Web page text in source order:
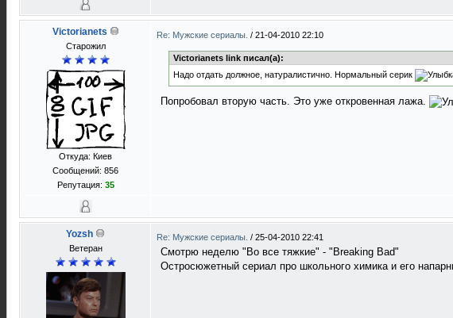
Victorianets
Старожил
Откуда: Киев
Сообщений: 856
Репутация: 35
Re: Мужские сериалы. / 21-04-2010 22:10
Victorianets link писал(а):
Надо отдать должное, натуралистично. Нормальный серик
Попробовал вторую часть. Это уже откровенная лажа.
Yozsh
Ветеран
Re: Мужские сериалы. / 25-04-2010 22:41
Смотрю неделю "Во все тяжкие" - "Breaking Bad"
Остросюжетный сериал про школьного химика и его